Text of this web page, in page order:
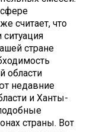
считает, что
стране
области
недавние
и Ханты-
страны. Вот